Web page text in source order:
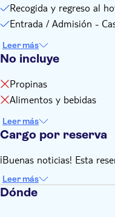
Recogida y regreso al
Entrada / Admisión -
Leer más
No incluye
Propinas
Alimentos y bebidas
Leer más
Cargo por reserva
¡Buenas noticias! Esta
Leer más
Dónde